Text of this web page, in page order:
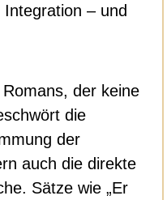
– und
der keine
die
der
auch die direkte
Sätze wie „Er